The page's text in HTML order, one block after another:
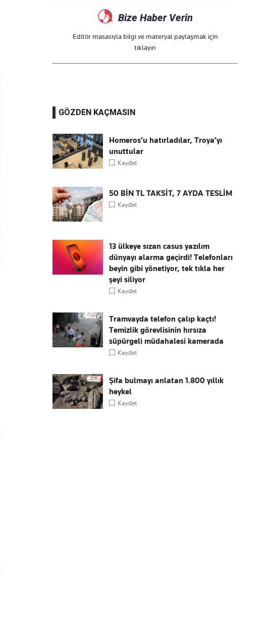
Bize Haber Verin
Editör masasıyla bilgi ve materyal paylaşmak için
tıklayın
GÖZDEN KAÇMASIN
Homeros’u hatırladılar, Troya’yı
unuttular
Kaydet
50 BİN TL TAKSİT, 7 AYDA TESLİM
Kaydet
13 ülkeye sızan casus yazılım
dünyayı alarma geçirdi! Telefonları
beyin gibi yönetiyor, tek tıkla her
şeyi siliyor
Kaydet
Tramvayda telefon çalıp kaçtı!
Temizlik görevlisinin hırsıza
süpürgeli müdahalesi kamerada
Kaydet
Şifa bulmayı anlatan 1.800 yıllık
heykel
Kaydet